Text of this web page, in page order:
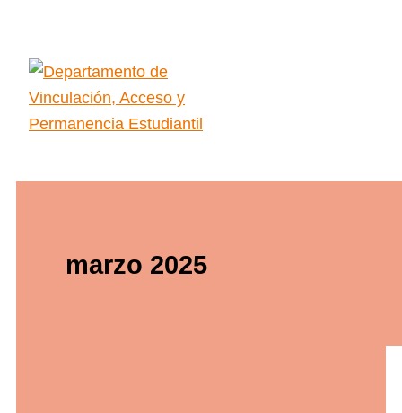
contenido
marzo 2025